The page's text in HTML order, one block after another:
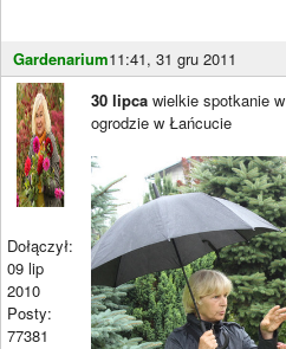
Gardenarium11:41, 31 gru 2011
Dołączył:
09 lip
2010
Posty:
77381
30 lipca wielkie spotkanie w
ogrodzie w Łańcucie